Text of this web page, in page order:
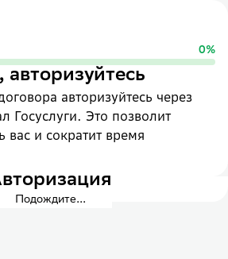
0%
авторизуйтесь через
Госуслуги. Это позволит
вас и сократит время
Подождите...